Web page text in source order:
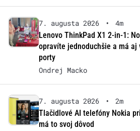
7. augusta 2026 •
4m
Lenovo ThinkPad X1 2-in-1:
opravíte jednoduchšie a má aj
porty
Ondrej Macko
7. augusta 2026 •
2m
Tlačidlové AI telefóny Nokia
má to svoj dôvod